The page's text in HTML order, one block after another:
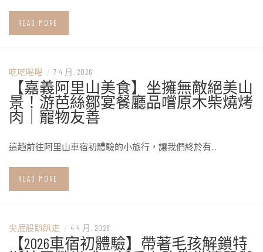
READ MORE
吃吃喝喝 / 7 4 月, 2026
【嘉義阿里山美食】坐擁無敵絕美山
景！游芭絲鄒宴餐廳品嚐原木柴燒烤
肉｜寵物友善
這趟前往阿里山車宿初體驗的小旅行，讓我們終於有…
READ MORE
尖屁股趴趴走 / 4 4 月, 2026
【2026車宿初體驗】帶著毛孩解鎖特